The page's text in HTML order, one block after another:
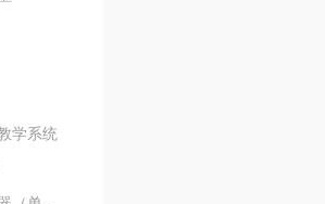
学系统